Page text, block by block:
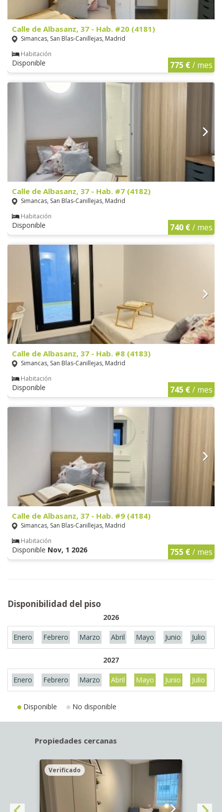
Calle de Albasanz, 37 - Hab. #20 (4181)
Simancas, San Blas-Canillejas, Madrid
Habitación
Disponible 775 €/ mes
Calle de Albasanz, 37 - Hab. #7 (4182)
Simancas, San Blas-Canillejas, Madrid
Habitación
Disponible 740 €/ mes
Calle de Albasanz, 37 - Hab. #8 (4183)
Simancas, San Blas-Canillejas, Madrid
Habitación
Disponible 745 €/ mes
Calle de Albasanz, 37 - Hab. #9 (4184)
Simancas, San Blas-Canillejas, Madrid
Habitación
Disponible Nov, 1 2026 755 €/ mes
Disponibilidad del piso
2026
Enero Febrero Marzo Abril Mayo Junio Julio
2027
Enero Febrero Marzo Abril Mayo Junio Julio
Disponible No disponible
Propiedades cercanas
Verificado